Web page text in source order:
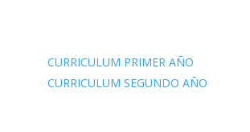
CURRICULUM PRIMER AÑO
CURRICULUM SEGUNDO AÑO